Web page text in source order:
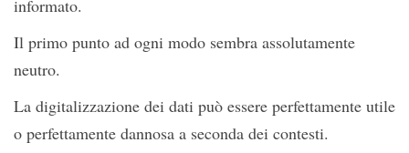
informato.
Il primo punto ad ogni modo sembra assolutamente
neutro.
La digitalizzazione dei dati può essere perfettamente utile
o perfettamente dannosa a seconda dei contesti.